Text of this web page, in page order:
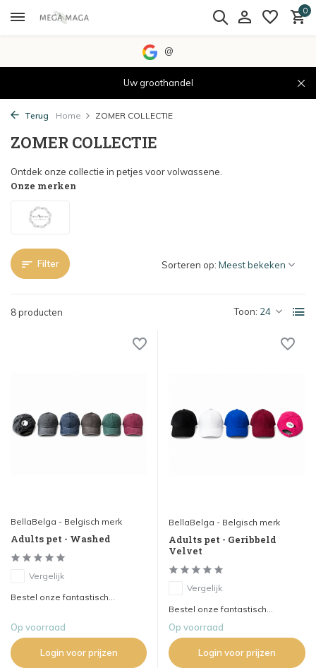
0
@
Uw groothandel
Terug Home ZOMER COLLECTIE
ZOMER COLLECTIE
Ontdek onze collectie in petjes voor volwassene.
Onze merken
Filter
8 producten Toon:
Sorteren op:
BellaBelga - Belgisch merk
Adults pet - Washed
Vergelijk
Bestel onze fantastisch...
Op voorraad
Login voor prijzen
BellaBelga - Belgisch merk
Adults pet - Geribbeld
Velvet
Vergelijk
Bestel onze fantastisch...
Op voorraad
Login voor prijzen